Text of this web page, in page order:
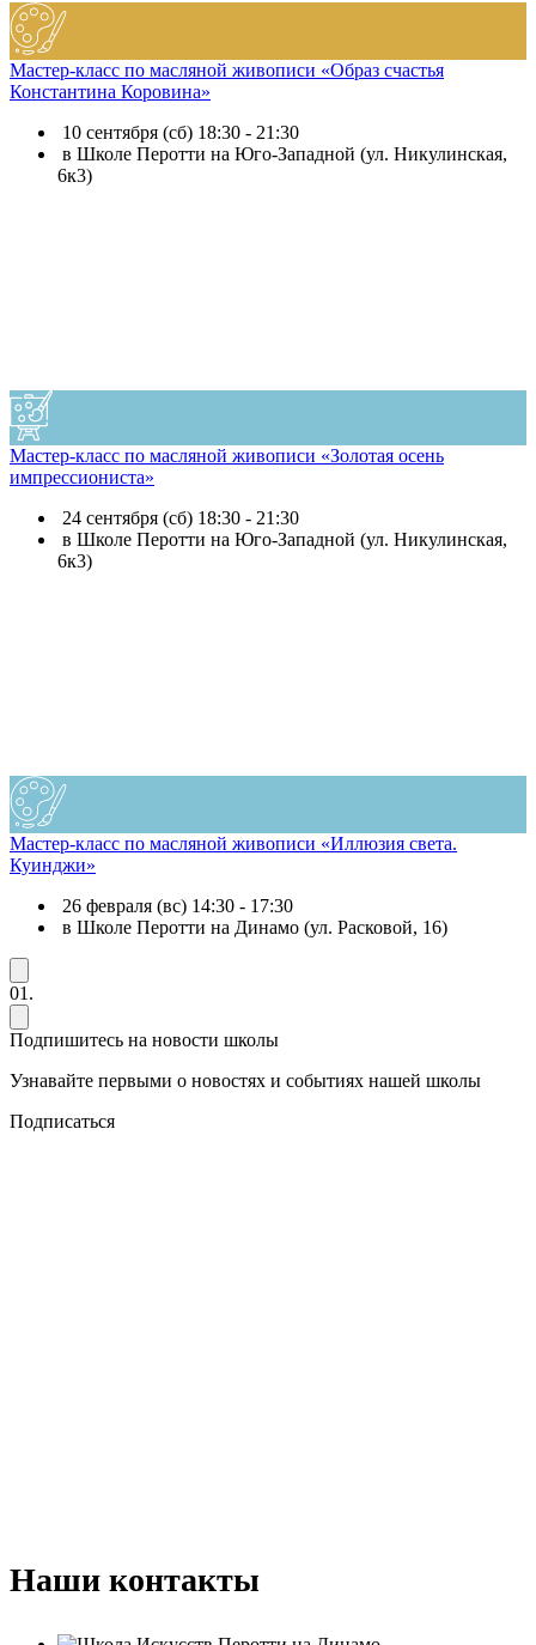
Мастер-класс по масляной живописи «Образ счастья
Константина Коровина»
10 сентября (сб) 18:30 - 21:30
в Школе Перотти на Юго-Западной (ул. Никулинская,
6к3)
Мастер-класс по масляной живописи «Золотая осень
импрессиониста»
24 сентября (сб) 18:30 - 21:30
в Школе Перотти на Юго-Западной (ул. Никулинская,
6к3)
Мастер-класс по масляной живописи «Иллюзия света.
Куинджи»
26 февраля (вс) 14:30 - 17:30
в Школе Перотти на Динамо (ул. Расковой, 16)
01.
Подпишитесь на новости школы
Узнавайте первыми о новостях и событиях нашей школы
Подписаться
Наши контакты